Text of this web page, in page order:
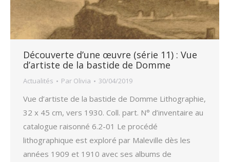
Découverte d’une œuvre (série 11) : Vue
d’artiste de la bastide de Domme
Actualités Par Olivia 30/04/2019
Vue d’artiste de la bastide de Domme Lithographie,
32 x 45 cm, vers 1930. Coll. part. N° d’inventaire au
catalogue raisonné 6.2-01 Le procédé
lithographique est exploré par Maleville dès les
années 1909 et 1910 avec ses albums de